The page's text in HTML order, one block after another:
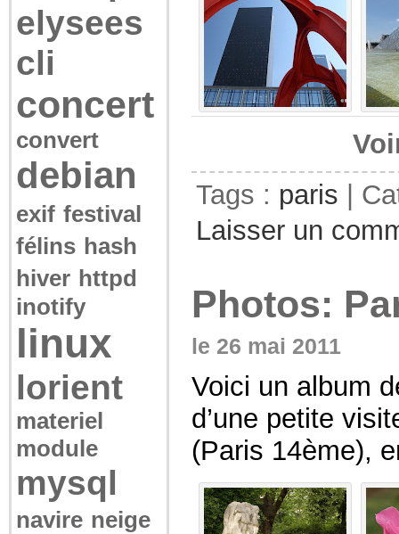
elysees
cli
concert
convert
debian
exif festival
félins hash
hiver httpd
inotify
linux
lorient
materiel
module
mysql
navire neige
Tags : paris |
Laisser un
Photos:
le 26 mai 2011
Voici un album
d’une petite
(Paris 14ème),